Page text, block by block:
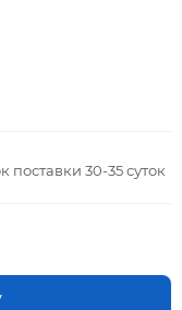
поставки 30-35 суток